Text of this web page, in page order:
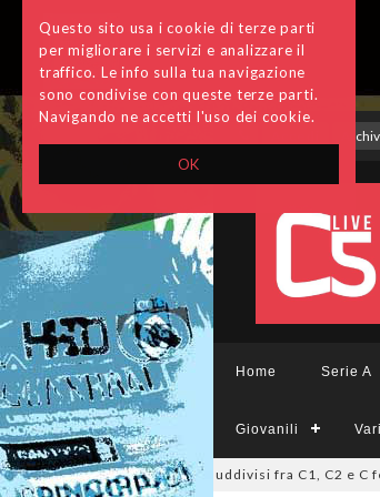
OK
Questo sito usa i cookie di terze parti
per migliorare i servizi e analizzare il
traffico. Le info sulla tua navigazione
sono condivise con queste terze parti.
Navigando ne accetti l'uso dei cookie.
Home Serie A
Giovanili Vari
ripescaggi: sono 30 suddivisi fra C1, C2 e C